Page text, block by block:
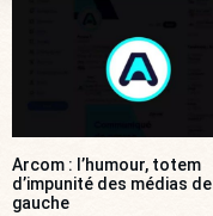
Arcom : l’humour, totem
d’impunité des médias de
gauche